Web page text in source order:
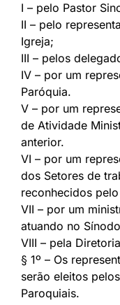
I – pelo Pastor
II – pelo
Igreja;
III – pelos
IV – por um
Paróquia.
V – por um
de Atividade
anterior.
VI – por um
dos Setores de
reconhecidos
VII – por um
atuando no
VIII – pela
§ 1º – Os
serão eleitos
Paroquiais.